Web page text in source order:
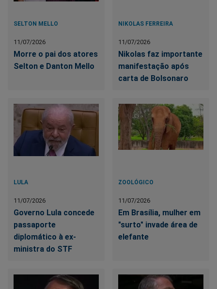
SELTON MELLO
11/07/2026
Morre o pai dos atores
Selton e Danton Mello
NIKOLAS FERREIRA
11/07/2026
Nikolas faz importante
manifestação após
carta de Bolsonaro
LULA
11/07/2026
Governo Lula concede
passaporte
diplomático à ex-
ministra do STF
ZOOLÓGICO
11/07/2026
Em Brasília, mulher em
"surto" invade área de
elefante